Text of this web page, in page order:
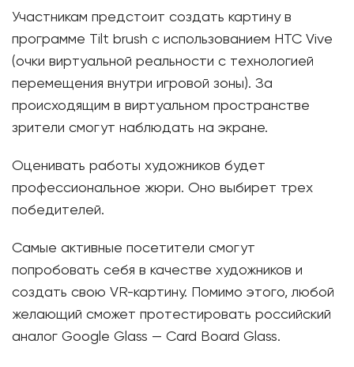
Участникам предстоит создать картину в
программе Tilt brush с использованием HTC Vive
(очки виртуальной реальности с технологией
перемещения внутри игровой зоны). За
происходящим в виртуальном пространстве
зрители смогут наблюдать на экране.
Оценивать работы художников будет
профессиональное жюри. Оно выбирет трех
победителей.
Самые активные посетители смогут
попробовать себя в качестве художников и
создать свою VR-картину. Помимо этого, любой
желающий сможет протестировать российский
аналог Google Glass — Card Board Glass.